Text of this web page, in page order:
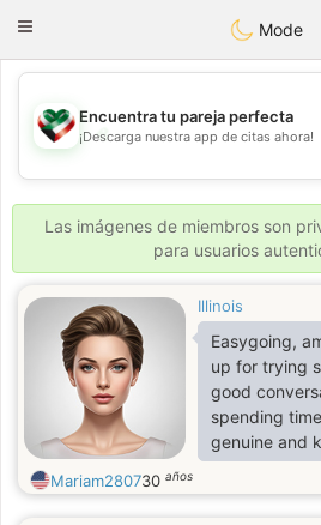
Kuwait
Toggle
Mode
💖
💕
Encuentra tu pareja perfecta
¡Descarga nuestra app de citas ahora!
Las imágenes de miembros son
para usuarios
Illinois
Easygoing,
up for trying
good
spending
genuine and
someone
enjoys
Mariam280730 años